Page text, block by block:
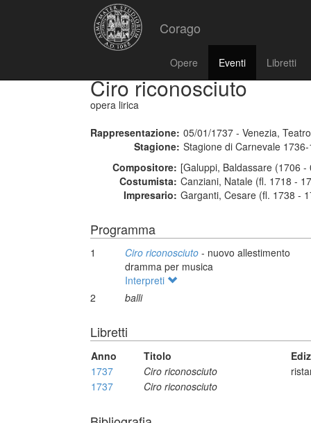
Corago
Opere Eventi Libretti
Ciro riconosciuto
opera lirica
Rappresentazione: 05/01/1737 - Venezia,
Stagione: Stagione di Carnevale
Compositore: [Galuppi, Baldassare (1706
Costumista: Canziani, Natale (fl. 1718 -
Impresario: Garganti, Cesare (fl. 1738 -
Programma
1 Ciro riconosciuto - nuovo allestimento
dramma per musica
Interpreti
2
balli
Libretti
Anno Titolo
1737
Ciro riconosciuto
1737
Ciro riconosciuto